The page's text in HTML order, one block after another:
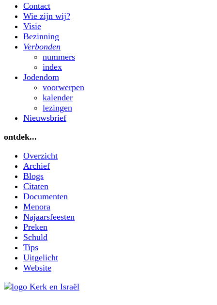
Contact
Wie zijn wij?
Visie
Bezinning
Verbonden
nummers
index
Jodendom
voorwerpen
kalender
lezingen
Nieuwsbrief
ontdek...
Overzicht
Archief
Blogs
Citaten
Documenten
Menora
Najaarsfeesten
Preken
Schuld
Tips
Uitgelicht
Website